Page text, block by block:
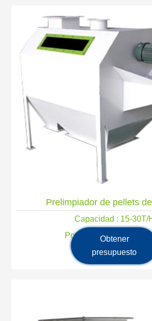
Prelimpiador de pellets
Capacidad : 15-30T/
Potencia principal: 0,75
Obtener
presupuesto